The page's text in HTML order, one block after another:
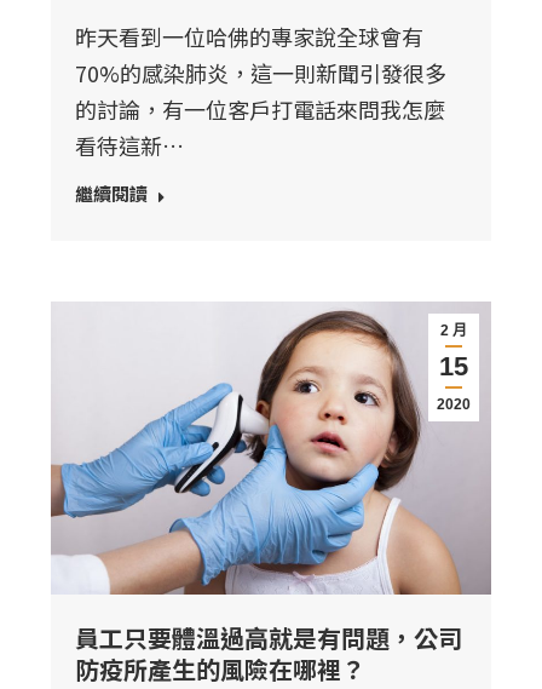
昨天看到一位哈佛的專家說全球會有
70%的感染肺炎，這一則新聞引發很多
的討論，有一位客戶打電話來問我怎麼
看待這新…
繼續閱讀
2 月
15
2020
員工只要體溫過高就是有問題，公司
防疫所產生的風險在哪裡？